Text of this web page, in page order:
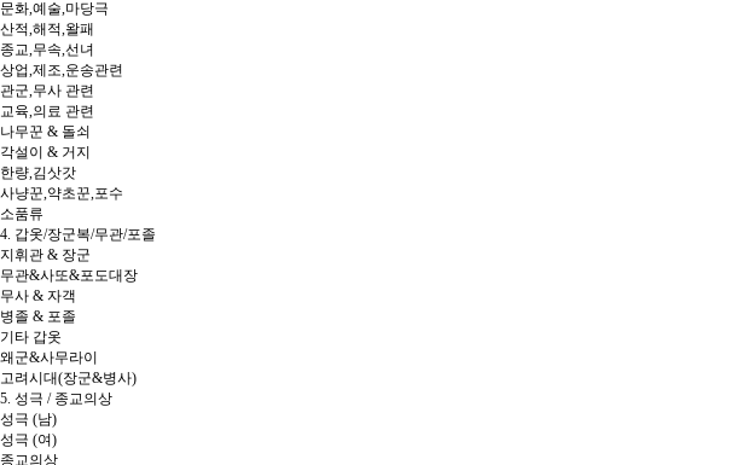
문화,예술,마당극
산적,해적,왈패
종교,무속,선녀
상업,제조,운송관련
관군,무사 관련
교육,의료 관련
나무꾼 & 돌쇠
각설이 & 거지
한량,김삿갓
사냥꾼,약초꾼,포수
소품류
4. 갑옷/장군복/무관/포졸
지휘관 & 장군
무관&사또&포도대장
무사 & 자객
병졸 & 포졸
기타 갑옷
왜군&사무라이
고려시대(장군&병사)
5. 성극 / 종교의상
성극 (남)
성극 (여)
종교의상